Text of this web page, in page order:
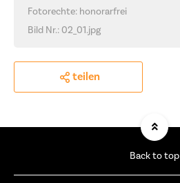
Fotorechte: honorarfrei
Bild Nr.: 02_01.jpg
teilen
Back to top